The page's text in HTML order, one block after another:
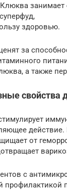
занимает
здоровью.
за
а также
свойства
действие.
от
с
профилактикой